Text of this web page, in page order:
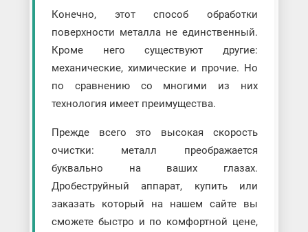
Конечно, этот способ обработки
поверхности металла не единственный.
Кроме него существуют другие:
механические, химические и прочие. Но
по сравнению со многими из них
технология имеет преимущества.
Прежде всего это высокая скорость
очистки: металл преображается
буквально на ваших глазах.
Дробеструйный аппарат, купить или
заказать который на нашем сайте вы
сможете быстро и по комфортной цене,